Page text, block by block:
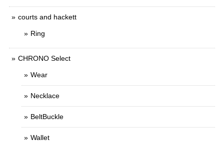
courts and hackett
Ring
CHRONO Select
Wear
Necklace
BeltBuckle
Wallet